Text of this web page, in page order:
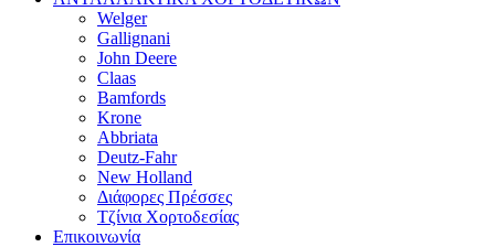
Welger
Gallignani
John Deere
Claas
Bamfords
Krone
Abbriata
Deutz-Fahr
New Holland
Διάφορες Πρέσσες
Τζίνια Χορτοδεσίας
Επικοινωνία